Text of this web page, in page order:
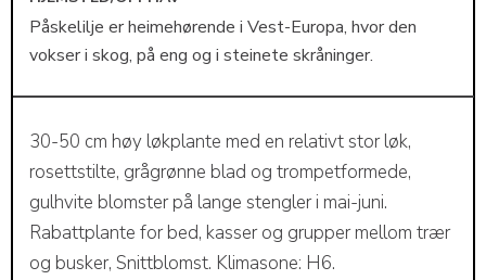
Påskelilje er heimehørende i Vest-Europa, hvor den
vokser i skog, på eng og i steinete skråninger.
30-50 cm høy løkplante med en relativt stor løk,
rosettstilte, grågrønne blad og trompetformede,
gulhvite blomster på lange stengler i mai-juni.
Rabattplante for bed, kasser og grupper mellom trær
og busker, Snittblomst. Klimasone: H6.